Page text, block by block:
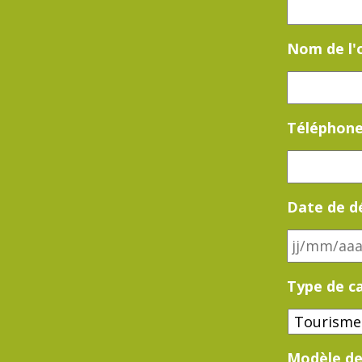
Nom de
Téléphone
Date de
Type de
Modèle